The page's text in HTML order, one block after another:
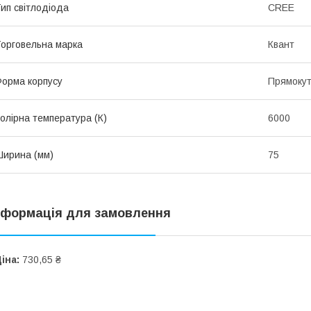
світлодіода CREE
марка Квант
корпусу
температура (К) 6000
(мм) 75
для замовлення
730,65 ₴